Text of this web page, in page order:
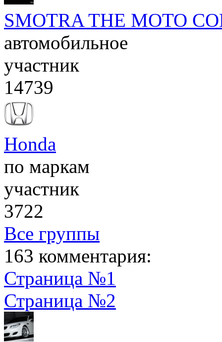
SMOTRA THE MOTO
автомобильное
участник
14739
Honda
по маркам
участник
3722
Все группы
163 комментария:
Страница №1
Страница №2